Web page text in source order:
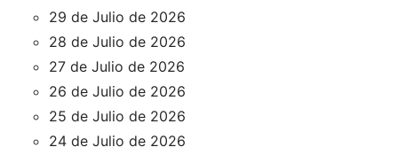
29 de Julio de 2026
28 de Julio de 2026
27 de Julio de 2026
26 de Julio de 2026
25 de Julio de 2026
24 de Julio de 2026